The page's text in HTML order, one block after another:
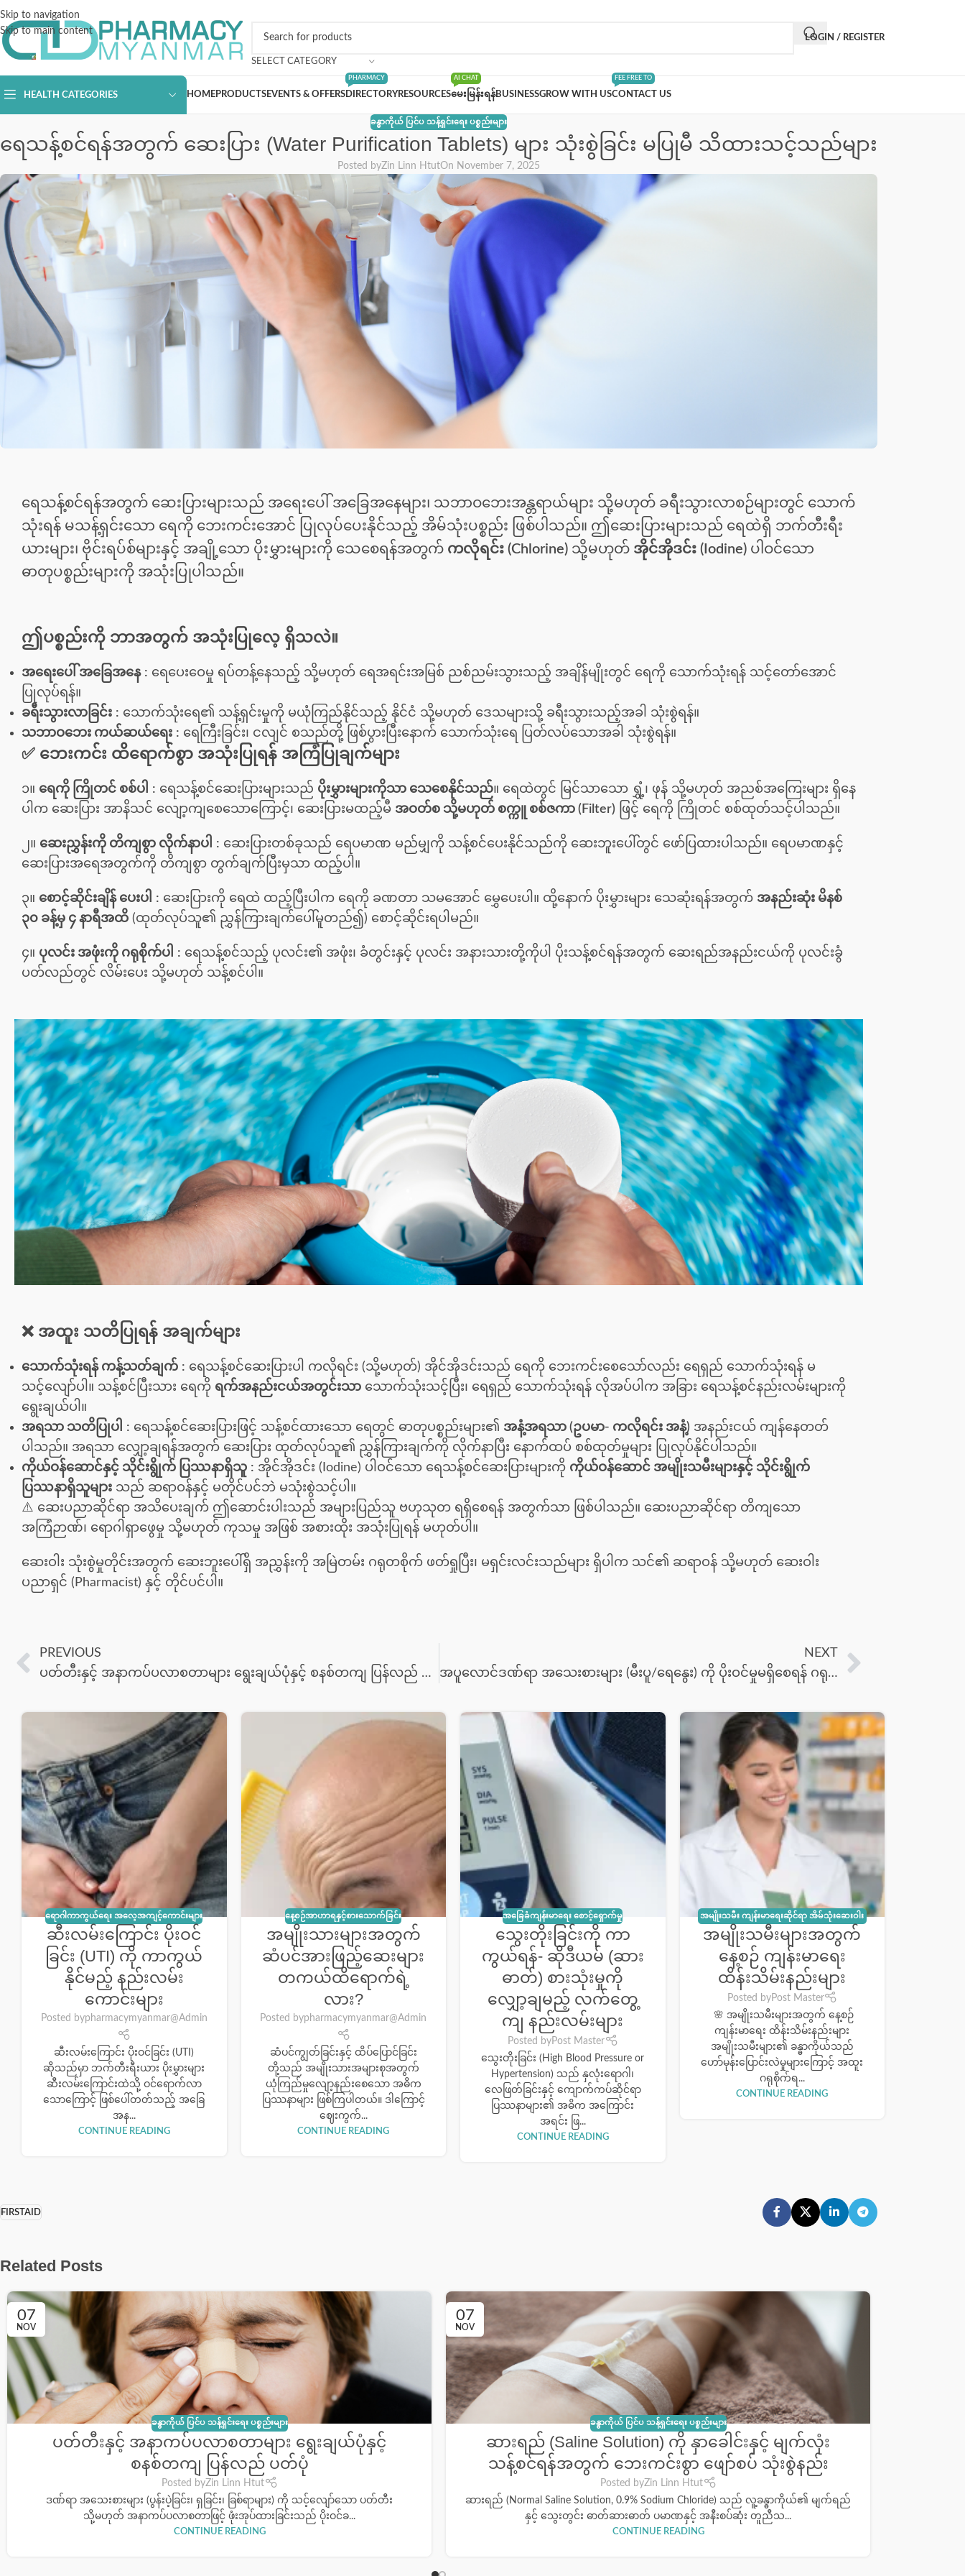
Skip to navigation
Skip to main content
SELECT CATEGORY
LOGIN / REGISTER
HEALTH CATEGORIES HOMEPRODUCTSEVENTS & OFFERSDIRECTORY
PHARMACY
RESOURCESမေးမြန်းရန်
AI CHAT
BUSINESSGROW WITH USCONTACT US
FEE FREE TO
ခန္ဓာကိုယ် ပြင်ပ သန့်ရှင်းရေး ပစ္စည်းများ
ရေသန့်စင်ရန်အတွက် ဆေးပြား (Water Purification Tablets) များ သုံးစွဲခြင်း မပြုမီ သိထားသင့်သည်များ
Posted byZin Linn HtutOn November 7, 2025
ရေသန့်စင်ရန်အတွက် ဆေးပြားများသည် အရေးပေါ် အခြေအနေများ၊ သဘာဝဘေးအန္တရာယ်များ သို့မဟုတ် ခရီးသွားလာစဉ်များတွင် သောက်
သုံးရန် မသန့်ရှင်းသော ရေကို ဘေးကင်းအောင် ပြုလုပ်ပေးနိုင်သည့် အိမ်သုံးပစ္စည်း ဖြစ်ပါသည်။ ဤဆေးပြားများသည် ရေထဲရှိ ဘက်တီးရီး
ယားများ၊ ဗိုင်းရပ်စ်များနှင့် အချို့သော ပိုးမွှားများကို သေစေရန်အတွက် ကလိုရင်း (Chlorine) သို့မဟုတ် အိုင်အိုဒင်း (Iodine) ပါဝင်သော
ဓာတုပစ္စည်းများကို အသုံးပြုပါသည်။
ဤပစ္စည်းကို ဘာအတွက် အသုံးပြုလေ့ ရှိသလဲ။
အရေးပေါ် အခြေအနေ : ရေပေးဝေမှု ရပ်တန့်နေသည့် သို့မဟုတ် ရေအရင်းအမြစ် ညစ်ညမ်းသွားသည့် အချိန်မျိုးတွင် ရေကို သောက်သုံးရန် သင့်တော်အောင်
ပြုလုပ်ရန်။
ခရီးသွားလာခြင်း : သောက်သုံးရေ၏ သန့်ရှင်းမှုကို မယုံကြည်နိုင်သည့် နိုင်ငံ သို့မဟုတ် ဒေသများသို့ ခရီးသွားသည့်အခါ သုံးစွဲရန်။
သဘာဝဘေး ကယ်ဆယ်ရေး : ရေကြီးခြင်း၊ ငလျင် စသည်တို့ ဖြစ်ပွားပြီးနောက် သောက်သုံးရေ ပြတ်လပ်သောအခါ သုံးစွဲရန်။
✅ ဘေးကင်း ထိရောက်စွာ အသုံးပြုရန် အကြံပြုချက်များ
၁။ ရေကို ကြိုတင် စစ်ပါ : ရေသန့်စင်ဆေးပြားများသည် ပိုးမွှားများကိုသာ သေစေနိုင်သည်။ ရေထဲတွင် မြင်သာသော ရွှံ့၊ ဖုန် သို့မဟုတ် အညစ်အကြေးများ ရှိနေ
ပါက ဆေးပြား အာနိသင် လျော့ကျစေသောကြောင့်၊ ဆေးပြားမထည့်မီ အဝတ်စ သို့မဟုတ် စက္ကူ စစ်ဇကာ (Filter) ဖြင့် ရေကို ကြိုတင် စစ်ထုတ်သင့်ပါသည်။
၂။ ဆေးညွှန်းကို တိကျစွာ လိုက်နာပါ : ဆေးပြားတစ်ခုသည် ရေပမာဏ မည်မျှကို သန့်စင်ပေးနိုင်သည်ကို ဆေးဘူးပေါ်တွင် ဖော်ပြထားပါသည်။ ရေပမာဏနှင့်
ဆေးပြားအရေအတွက်ကို တိကျစွာ တွက်ချက်ပြီးမှသာ ထည့်ပါ။
၃။ စောင့်ဆိုင်းချိန် ပေးပါ : ဆေးပြားကို ရေထဲ ထည့်ပြီးပါက ရေကို ခဏတာ သမအောင် မွှေပေးပါ။ ထို့နောက် ပိုးမွှားများ သေဆုံးရန်အတွက် အနည်းဆုံး မိနစ်
၃၀ ခန့်မှ ၄ နာရီအထိ (ထုတ်လုပ်သူ၏ ညွှန်ကြားချက်ပေါ်မူတည်၍) စောင့်ဆိုင်းရပါမည်။
၄။ ပုလင်း အဖုံးကို ဂရုစိုက်ပါ : ရေသန့်စင်သည့် ပုလင်း၏ အဖုံး၊ ခံတွင်းနှင့် ပုလင်း အနားသားတို့ကိုပါ ပိုးသန့်စင်ရန်အတွက် ဆေးရည်အနည်းငယ်ကို ပုလင်းခွံ
ပတ်လည်တွင် လိမ်းပေး သို့မဟုတ် သန့်စင်ပါ။
❌ အထူး သတိပြုရန် အချက်များ
သောက်သုံးရန် ကန့်သတ်ချက် : ရေသန့်စင်ဆေးပြားပါ ကလိုရင်း (သို့မဟုတ်) အိုင်အိုဒင်းသည် ရေကို ဘေးကင်းစေသော်လည်း ရေရှည် သောက်သုံးရန် မ
သင့်လျော်ပါ။ သန့်စင်ပြီးသား ရေကို ရက်အနည်းငယ်အတွင်းသာ သောက်သုံးသင့်ပြီး၊ ရေရှည် သောက်သုံးရန် လိုအပ်ပါက အခြား ရေသန့်စင်နည်းလမ်းများကို
ရွေးချယ်ပါ။
အရသာ သတိပြုပါ
: ရေသန့်စင်ဆေးပြားဖြင့် သန့်စင်ထားသော ရေတွင် ဓာတုပစ္စည်းများ၏ အနံ့အရသာ (ဥပမာ- ကလိုရင်း အနံ့) အနည်းငယ် ကျန်နေတတ်
ပါသည်။ အရသာ လျှော့ချရန်အတွက် ဆေးပြား ထုတ်လုပ်သူ၏ ညွှန်ကြားချက်ကို လိုက်နာပြီး နောက်ထပ် စစ်ထုတ်မှုများ ပြုလုပ်နိုင်ပါသည်။
ကိုယ်ဝန်ဆောင်နှင့် သိုင်းရွိုက် ပြဿနာရှိသူ : အိုင်အိုဒင်း (Iodine) ပါဝင်သော ရေသန့်စင်ဆေးပြားများကို ကိုယ်ဝန်ဆောင် အမျိုးသမီးများနှင့် သိုင်းရွိုက်
ပြဿနာရှိသူများ သည် ဆရာဝန်နှင့် မတိုင်ပင်ဘဲ မသုံးစွဲသင့်ပါ။
⚠️ ဆေးပညာဆိုင်ရာ အသိပေးချက် ဤဆောင်းပါးသည် အများပြည်သူ ဗဟုသုတ ရရှိစေရန် အတွက်သာ ဖြစ်ပါသည်။ ဆေးပညာဆိုင်ရာ တိကျသော
အကြံဉာဏ်၊ ရောဂါရှာဖွေမှု သို့မဟုတ် ကုသမှု အဖြစ် အစားထိုး အသုံးပြုရန် မဟုတ်ပါ။
ဆေးဝါး သုံးစွဲမှုတိုင်းအတွက် ဆေးဘူးပေါ်ရှိ အညွှန်းကို အမြဲတမ်း ဂရုတစိုက် ဖတ်ရှုပြီး၊ မရှင်းလင်းသည်များ ရှိပါက သင်၏ ဆရာဝန် သို့မဟုတ် ဆေးဝါး
ပညာရှင် (Pharmacist) နှင့် တိုင်ပင်ပါ။
PREVIOUS
ပတ်တီးနှင့် အနာကပ်ပလာစတာများ ရွေးချယ်ပုံနှင့် စနစ်တကျ ပြန်လည် ပတ်ပုံ
NEXT
အပူလောင်ဒဏ်ရာ အသေးစားများ (မီးပူ/ရေနွေး) ကို ပိုးဝင်မှုမရှိစေရန် ဂရုစိုက်နည်း
ရောဂါကာကွယ်ရေး အလေ့အကျင့်ကောင်းများ
ဆီးလမ်းကြောင်း ပိုးဝင်
ခြင်း (UTI) ကို ကာကွယ်
နိုင်မည့် နည်းလမ်း
ကောင်းများ
Posted bypharmacymyanmar@Admin
ဆီးလမ်းကြောင်း ပိုးဝင်ခြင်း (UTI)
ဆိုသည်မှာ ဘက်တီးရီးယား ပိုးမွှားများ
ဆီးလမ်းကြောင်းထဲသို့ ဝင်ရောက်လာ
သောကြောင့် ဖြစ်ပေါ်တတ်သည့် အခြေ
အန...
CONTINUE READING
နေ့စဉ်အာဟာရနှင့်စားသောက်ခြင်း
အမျိုးသားများအတွက်
ဆံပင်အားဖြည့်ဆေးများ
တကယ်ထိရောက်ရဲ့
လား?
Posted bypharmacymyanmar@Admin
ဆံပင်ကျွတ်ခြင်းနှင့် ထိပ်ပြောင်ခြင်း
တို့သည် အမျိုးသားအများစုအတွက်
ယုံကြည်မှုလျော့နည်းစေသော အဓိက
ပြဿနာများ ဖြစ်ကြပါတယ်။ ဒါကြောင့်
ဈေးကွက်...
CONTINUE READING
အခြေခံကျန်းမာရေး စောင့်ရှောက်မှု
သွေးတိုးခြင်းကို ကာ
ကွယ်ရန်- ဆိုဒီယမ် (ဆား
ဓာတ်) စားသုံးမှုကို
လျှော့ချမည့် လက်တွေ့
ကျ နည်းလမ်းများ
Posted byPost Master
သွေးတိုးခြင်း (High Blood Pressure or
Hypertension) သည် နှလုံးရောဂါ၊
လေဖြတ်ခြင်းနှင့် ကျောက်ကပ်ဆိုင်ရာ
ပြဿနာများ၏ အဓိက အကြောင်း
အရင်း ဖြ...
CONTINUE READING
အမျိုးသမီး ကျန်းမာရေးဆိုင်ရာ အိမ်သုံးဆေးဝါး
အချို့
အမျိုးသမီးများအတွက်
နေ့စဉ် ကျန်းမာရေး
ထိန်းသိမ်းနည်းများ
Posted byPost Master
🌸 အမျိုးသမီးများအတွက် နေ့စဉ်
ကျန်းမာရေး ထိန်းသိမ်းနည်းများ
အမျိုးသမီးများ၏ ခန္ဓာကိုယ်သည်
ဟော်မုန်းပြောင်းလဲမှုများကြောင့် အထူး
ဂရုစိုက်ရ...
CONTINUE READING
FIRSTAID
Related Posts
07
NOV
ခန္ဓာကိုယ် ပြင်ပ သန့်ရှင်းရေး ပစ္စည်းများ
ပတ်တီးနှင့် အနာကပ်ပလာစတာများ ရွေးချယ်ပုံနှင့်
စနစ်တကျ ပြန်လည် ပတ်ပုံ
Posted byZin Linn Htut
ဒဏ်ရာ အသေးစားများ (ပွန်းပဲ့ခြင်း၊ ရှခြင်း၊ ခြစ်ရာများ) ကို သင့်လျော်သော ပတ်တီး
သို့မဟုတ် အနာကပ်ပလာစတာဖြင့် ဖုံးအုပ်ထားခြင်းသည် ပိုးဝင်ခ...
CONTINUE READING
07
NOV
ခန္ဓာကိုယ် ပြင်ပ သန့်ရှင်းရေး ပစ္စည်းများ
ဆားရည် (Saline Solution) ကို နှာခေါင်းနှင့် မျက်လုံး
သန့်စင်ရန်အတွက် ဘေးကင်းစွာ ဖျော်စပ် သုံးစွဲနည်း
Posted byZin Linn Htut
ဆားရည် (Normal Saline Solution, 0.9% Sodium Chloride) သည် လူ့ခန္ဓာကိုယ်၏ မျက်ရည်
နှင့် သွေးတွင်း ဓာတ်ဆားဓာတ် ပမာဏနှင့် အနီးစပ်ဆုံး တူညီသ...
CONTINUE READING